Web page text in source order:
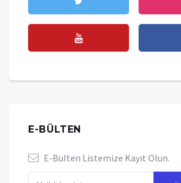
E-BÜLTEN
E-Bülten Listemize Kayıt Olun.